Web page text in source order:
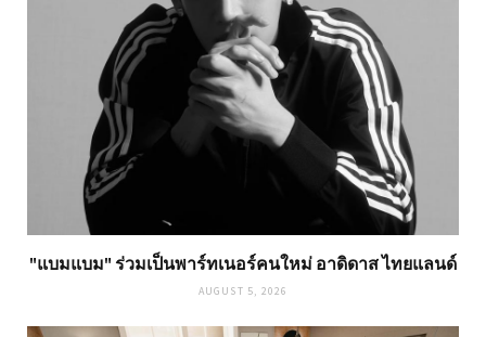
"แบมแบม" ร่วมเป็นพาร์ทเนอร์คนใหม่ อาดิดาส ไทยแลนด์
AUGUST 5, 2026